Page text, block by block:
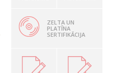
ZELTA UN
PLATĪNA
SERTIFIKĀCIJA